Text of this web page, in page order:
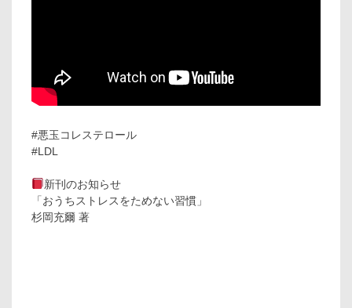
#悪玉コレステロール
#LDL
新刊のお知らせ
「おうちストレスをためない習慣」
杉岡充爾 著